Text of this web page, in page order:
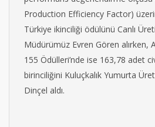
Production Efficiency Factor)
Türkiye ikinciliği ödülünü Canlı
Müdürümüz Evren Gören alırken,
155 Ödülleri’nde ise 163,78 adet
birinciliğini Kuluçkalık Yumurta
Dinçel aldı.